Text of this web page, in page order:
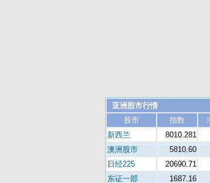
亚洲股市行情
股市
指数
新西兰
8010.281
澳洲股市
5810.60
日经225
20690.71
东证一部
1687.16